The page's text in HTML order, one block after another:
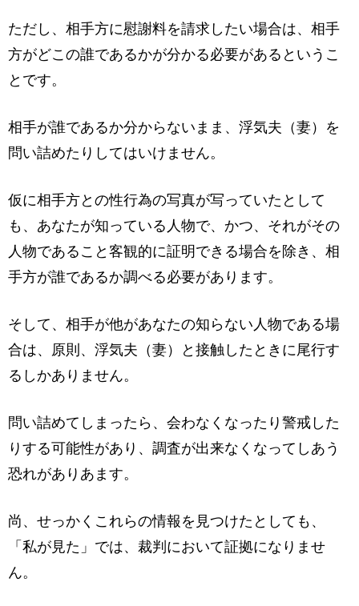
ただし、相手方に慰謝料を請求したい場合は、相手
方がどこの誰であるかが分かる必要があるというこ
とです。
相手が誰であるか分からないまま、浮気夫（妻）を
問い詰めたりしてはいけません。
仮に相手方との性行為の写真が写っていたとして
も、あなたが知っている人物で、かつ、それがその
人物であること客観的に証明できる場合を除き、相
手方が誰であるか調べる必要があります。
そして、相手が他があなたの知らない人物である場
合は、原則、浮気夫（妻）と接触したときに尾行す
るしかありません。
問い詰めてしまったら、会わなくなったり警戒した
りする可能性があり、調査が出来なくなってしあう
恐れがありあます。
尚、せっかくこれらの情報を見つけたとしても、
「私が見た」では、裁判において証拠になりませ
ん。